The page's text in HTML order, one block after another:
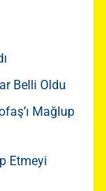
Belli Oldu
Mağlup
Etmeyi